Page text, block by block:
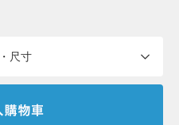
尺寸